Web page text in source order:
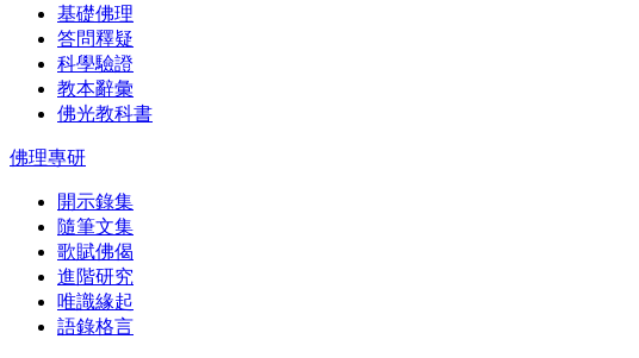
基礎佛理
答問釋疑
科學驗證
教本辭彙
佛光教科書
佛理專研
開示錄集
隨筆文集
歌賦佛偈
進階研究
唯識緣起
語錄格言